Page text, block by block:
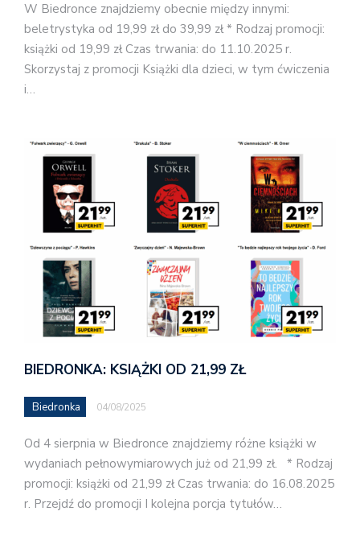
W Biedronce znajdziemy obecnie między innymi:
beletrystyka od 19,99 zł do 39,99 zł * Rodzaj promocji:
książki od 19,99 zł Czas trwania: do 11.10.2025 r.
Skorzystaj z promocji Książki dla dzieci, w tym ćwiczenia
i…
BIEDRONKA: KSIĄŻKI OD 21,99 ZŁ
Biedronka 04/08/2025
Od 4 sierpnia w Biedronce znajdziemy różne książki w
wydaniach pełnowymiarowych już od 21,99 zł. * Rodzaj
promocji: książki od 21,99 zł Czas trwania: do 16.08.2025
r. Przejdź do promocji I kolejna porcja tytułów…